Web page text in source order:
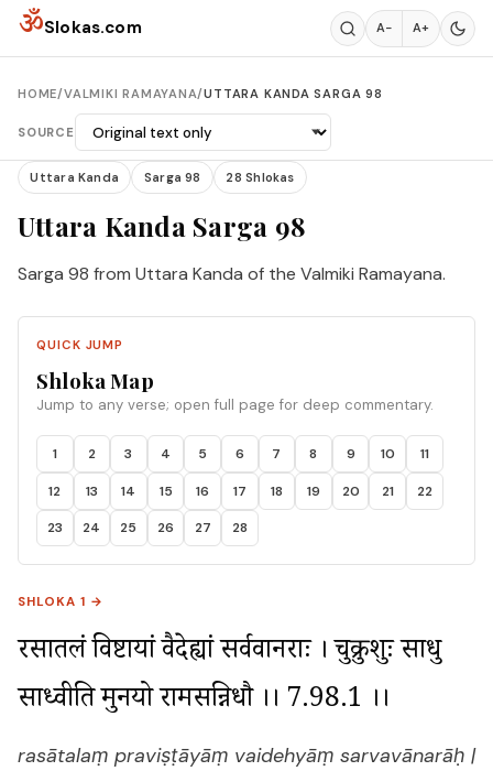
Skip to content
ॐSlokas.com A− A+
HOME/VALMIKI RAMAYANA/UTTARA KANDA SARGA 98
SOURCE
Uttara Kanda Sarga 98 28 Shlokas
Uttara Kanda Sarga 98
Sarga 98 from Uttara Kanda of the Valmiki Ramayana.
QUICK JUMP
Shloka Map
Jump to any verse; open full page for deep commentary.
1 2 3 4 5 6 7 8 9 10 11
12 13 14 15 16 17 18 19 20 21 22
23 24 25 26 27 28
SHLOKA 1 →
रसातलं प्रविष्टायां वैदेह्यां सर्ववानराः । चुक्रुशुः साधु
साध्वीति मुनयो रामसन्निधौ ।। 7.98.1 ।।
rasātalaṃ praviṣṭāyāṃ vaidehyāṃ sarvavānarāḥ |